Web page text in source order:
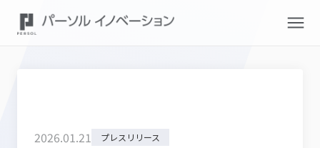
2026.01.21 プレスリリース